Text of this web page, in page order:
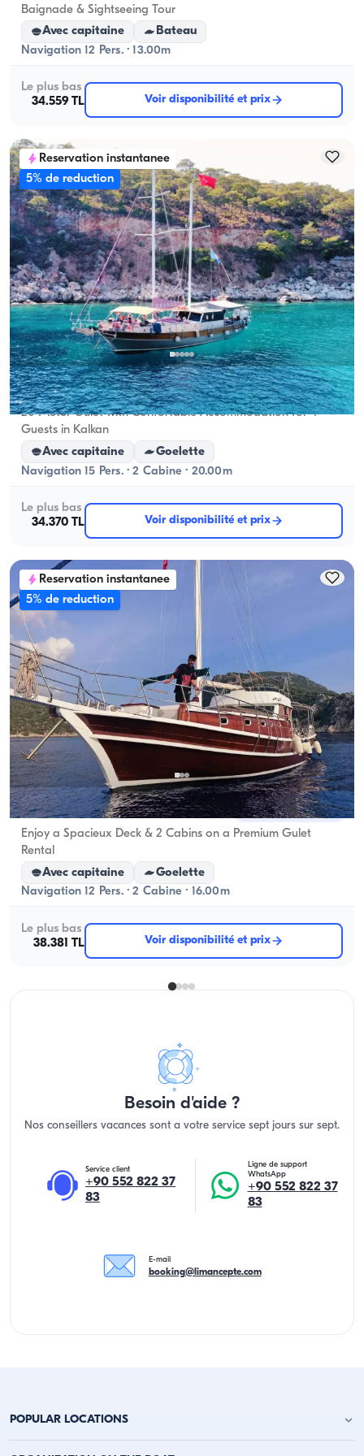
Baignade & Sightseeing Tour
Avec capitaine
Bateau
Navigation 12 Pers. · 13.00m
Le plus bas
34.559 TL
Voir disponibilité et prix
Reservation instantanee
5% de reduction
Kalkan, Antalya Nouveau bateau
20-Meter Gulet with Confortable Accommodation for 4
Guests in Kalkan
Avec capitaine
Goelette
Navigation 15 Pers. · 2 Cabine · 20.00m
Le plus bas
34.370 TL
Voir disponibilité et prix
Reservation instantanee
5% de reduction
Kalkan, Antalya Nouveau bateau
Enjoy a Spacieux Deck & 2 Cabins on a Premium Gulet
Rental
Avec capitaine
Goelette
Navigation 12 Pers. · 2 Cabine · 16.00m
Le plus bas
38.381 TL
Voir disponibilité et prix
Besoin d'aide ?
Nos conseillers vacances sont a votre service sept jours sur sept.
Service client
+90 552 822 37
83
Ligne de support
WhatsApp
+90 552 822 37
83
E-mail
booking@limancepte.com
POPULAR LOCATIONS